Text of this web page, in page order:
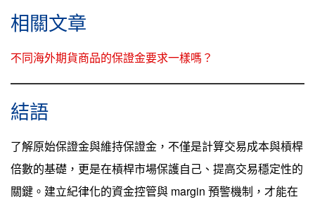
相關文章
不同海外期貨商品的保證金要求一樣嗎？
結語
了解原始保證金與維持保證金，不僅是計算交易成本與槓桿
倍數的基礎，更是在槓桿市場保護自己、提高交易穩定性的
關鍵。建立紀律化的資金控管與 margin 預警機制，才能在